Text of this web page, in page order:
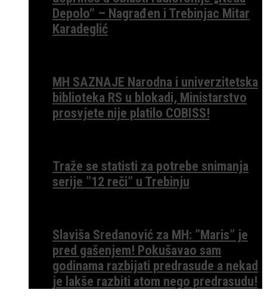
Depolo“ – Nagrađen i Trebinjac Mitar
Karadeglić
MH SAZNAJE Narodna i univerzitetska
biblioteka RS u blokadi, Ministarstvo
prosvjete nije platilo COBISS!
Traže se statisti za potrebe snimanja
serije ”12 reči” u Trebinju
Slaviša Sredanović za MH: ”Maris” je
pred gašenjem! Pokušavao sam
godinama razbijati predrasude a nekad
je lakše razbiti atom nego predrasudu!